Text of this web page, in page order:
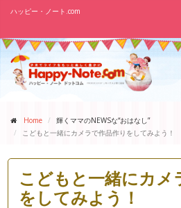
ハッピー・ノート.com
Home
輝くママのNEWSな“おはなし”
こどもと一緒にカメラで作品作りをしてみよう！
こどもと一緒にカメ
をしてみよう！